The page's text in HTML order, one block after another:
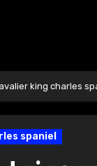
king charles
spaniel